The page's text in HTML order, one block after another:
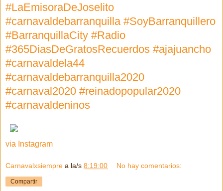
#LaEmisoraDeJoselito
#carnavaldebarranquilla #SoyBarranquillero
#BarranquillaCity #Radio
#365DiasDeGratosRecuerdos #ajajuancho
#carnavaldela44
#carnavaldebarranquilla2020
#carnaval2020 #reinadopopular2020
#carnavaldeninos
via Instagram
Carnavalxsiempre a la/s 8:19:00 No hay comentarios:
Compartir